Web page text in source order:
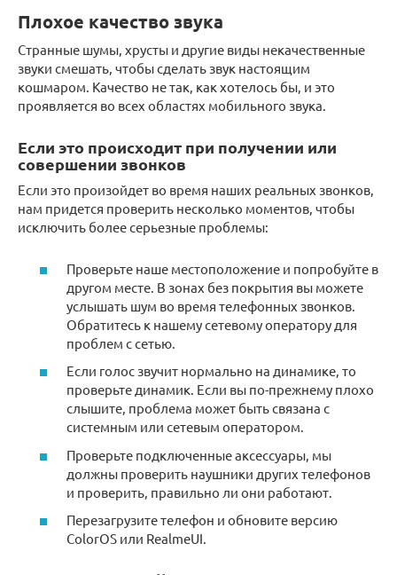
Плохое качество звука
Странные шумы, хрусты и другие виды некачественные
звуки смешать, чтобы сделать звук настоящим
кошмаром. Качество не так, как хотелось бы, и это
проявляется во всех областях мобильного звука.
Если это происходит при получении или
совершении звонков
Если это произойдет во время наших реальных звонков,
нам придется проверить несколько моментов, чтобы
исключить более серьезные проблемы:
Проверьте наше местоположение и попробуйте в
другом месте. В зонах без покрытия вы можете
услышать шум во время телефонных звонков.
Обратитесь к нашему сетевому оператору для
проблем с сетью.
Если голос звучит нормально на динамике, то
проверьте динамик. Если вы по-прежнему плохо
слышите, проблема может быть связана с
системным или сетевым оператором.
Проверьте подключенные аксессуары, мы
должны проверить наушники других телефонов
и проверить, правильно ли они работают.
Перезагрузите телефон и обновите версию
ColorOS или RealmeUI.